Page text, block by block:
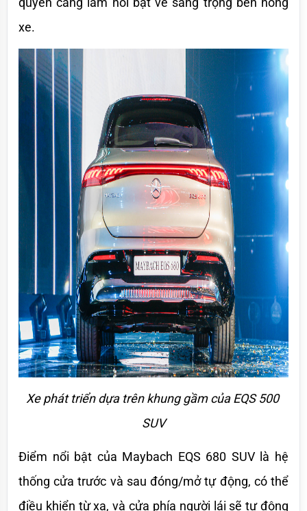
xe.
Xe phát triển dựa trên khung gầm của EQS 500
SUV
Điểm nổi bật của Maybach EQS 680 SUV là hệ
thống cửa trước và sau đóng/mở tự động, có thể
điều khiển từ xa, và cửa phía người lái sẽ tự động